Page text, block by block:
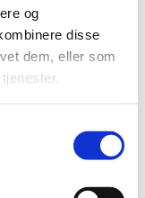
og
disse
dem, eller som